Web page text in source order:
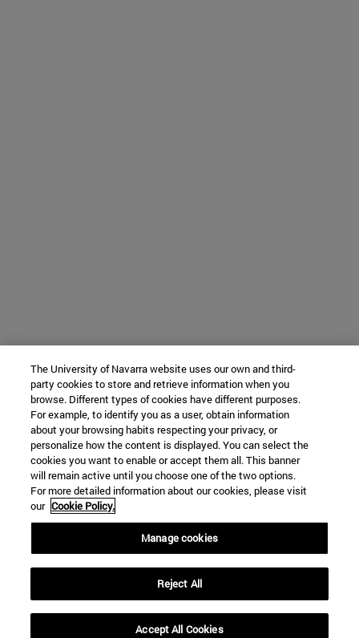
The University of Navarra website uses our own and third-
party cookies to store and retrieve information when you
browse. Different types of cookies have different purposes.
For example, to identify you as a user, obtain information
about your browsing habits respecting your privacy, or
personalize how the content is displayed. You can select the
cookies you want to enable or accept them all. This banner
will remain active until you choose one of the two options.
For more detailed information about our cookies, please visit
our Cookie Policy.
Manage cookies
Reject All
Accept All Cookies